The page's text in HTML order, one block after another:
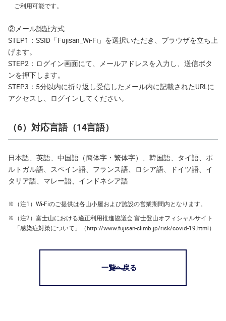
ご利用可能です。
②メール認証方式
STEP1：SSID「Fujisan_Wi-Fi」を選択いただき、ブラウザを立ち上
げます。
STEP2：ログイン画面にて、メールアドレスを入力し、送信ボタ
ンを押下します。
STEP3：5分以内に折り返し受信したメール内に記載されたURLに
アクセスし、ログインしてください。
（6）対応言語（14言語）
日本語、英語、中国語（簡体字・繁体字）、韓国語、タイ語、ポ
ルトガル語、スペイン語、フランス語、ロシア語、ドイツ語、イ
タリア語、マレー語、インドネシア語
※ （注1）Wi-Fiのご提供は各山小屋および施設の営業期間内となります。
※ （注2）富士山における適正利用推進協議会 富士登山オフィシャルサイト
「感染症対策について」（http://www.fujisan-climb.jp/risk/covid-19.html）
一覧へ戻る